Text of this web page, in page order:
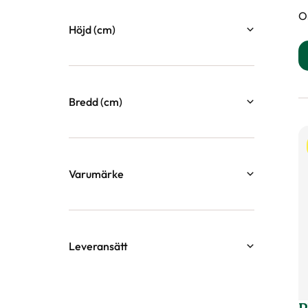
Höjd (cm)
Bredd (cm)
Varumärke
Leveransätt